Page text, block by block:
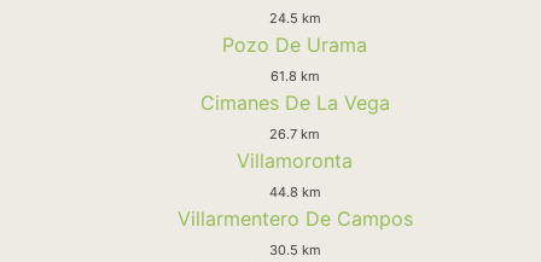
24.5 km
Pozo De Urama
61.8 km
Cimanes De La Vega
26.7 km
Villamoronta
44.8 km
Villarmentero De Campos
30.5 km